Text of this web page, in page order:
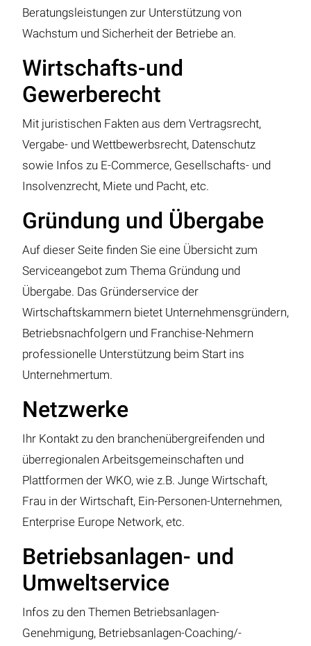
Beratungsleistungen zur Unterstützung von
Wachstum und Sicherheit der Betriebe an.
Wirtschafts-und
Gewerberecht
Mit juristischen Fakten aus dem Vertragsrecht,
Vergabe- und Wettbewerbsrecht, Datenschutz
sowie Infos zu E-Commerce, Gesellschafts- und
Insolvenzrecht, Miete und Pacht, etc.
Gründung und Übergabe
Auf dieser Seite finden Sie eine Übersicht zum
Serviceangebot zum Thema Gründung und
Übergabe. Das Gründerservice der
Wirtschaftskammern bietet Unternehmensgründern,
Betriebsnachfolgern und Franchise-Nehmern
professionelle Unterstützung beim Start ins
Unternehmertum.
Netzwerke
Ihr Kontakt zu den branchenübergreifenden und
überregionalen Arbeitsgemeinschaften und
Plattformen der WKO, wie z.B. Junge Wirtschaft,
Frau in der Wirtschaft, Ein-Personen-Unternehmen,
Enterprise Europe Network, etc.
Betriebsanlagen- und
Umweltservice
Infos zu den Themen Betriebsanlagen-
Genehmigung, Betriebsanlagen-Coaching/-